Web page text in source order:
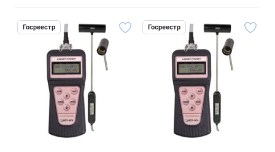
Госреестр Госреестр